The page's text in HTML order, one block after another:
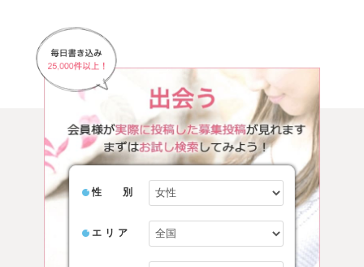
性 別
エ リ ア